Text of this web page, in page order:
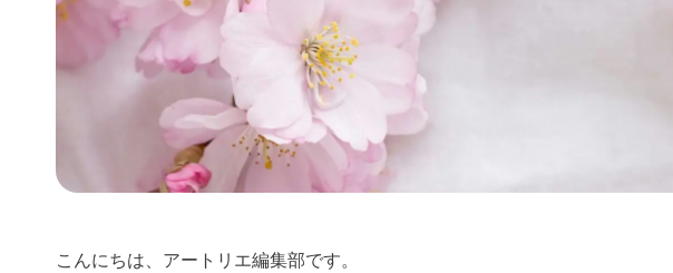
こんにちは、アートリエ編集部です。